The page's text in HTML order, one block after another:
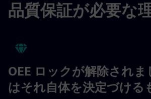
品質保証が必要な
OEE ロックが解除され
はそれ自体を決定づける